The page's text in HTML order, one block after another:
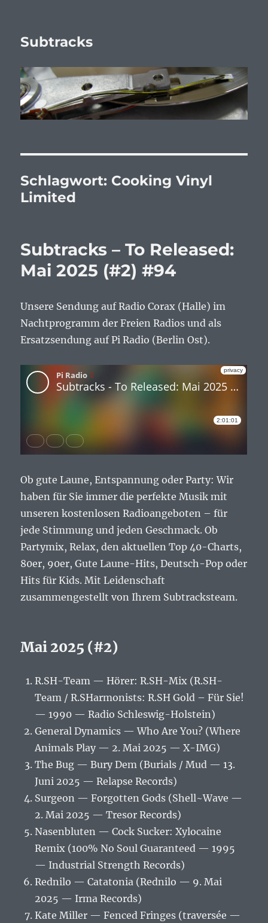
Subtracks
Schlagwort: Cooking Vinyl
Limited
Subtracks – To Released:
Mai 2025 (#2) #94
Unsere Sendung auf Radio Corax (Halle) im
Nachtprogramm der Freien Radios und als
Ersatzsendung auf Pi Radio (Berlin Ost).
Ob gute Laune, Entspannung oder Party: Wir
haben für Sie immer die perfekte Musik mit
unseren kostenlosen Radioangeboten – für
jede Stimmung und jeden Geschmack. Ob
Partymix, Relax, den aktuellen Top 40-Charts,
80er, 90er, Gute Laune-Hits, Deutsch-Pop oder
Hits für Kids. Mit Leidenschaft
zusammengestellt von Ihrem Subtracksteam.
Mai 2025 (#2)
R.SH-Team — Hörer: R.SH-Mix (R.SH-
Team / R.SHarmonists: R.SH Gold – Für Sie!
— 1990 — Radio Schleswig-Holstein)
General Dynamics — Who Are You? (Where
Animals Play — 2. Mai 2025 — X-IMG)
The Bug — Bury Dem (Burials / Mud — 13.
Juni 2025 — Relapse Records)
Surgeon — Forgotten Gods (Shell~Wave —
2. Mai 2025 — Tresor Records)
Nasenbluten — Cock Sucker: Xylocaine
Remix (100% No Soul Guaranteed — 1995
— Industrial Strength Records)
Rednilo — Catatonia (Rednilo — 9. Mai
2025 — Irma Records)
Kate Miller — Fenced Fringes (traversée —